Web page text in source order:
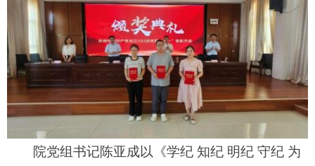
院党组书记陈亚成以《学纪 知纪 明纪 守纪 为